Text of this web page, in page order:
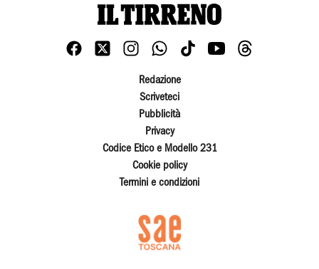
Redazione
Scriveteci
Pubblicità
Privacy
Codice Etico e Modello 231
Cookie policy
Termini e condizioni